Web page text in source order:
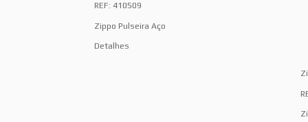
REF: 410509
Zippo Pulseira Aço
Detalhes